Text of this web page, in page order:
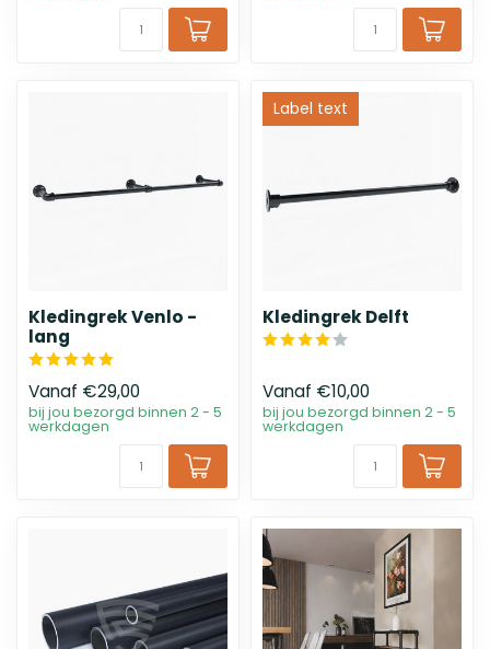
Kledingrek Venlo -
lang
Vanaf €29,00
bij jou bezorgd binnen 2 - 5
werkdagen
Kledingrek Delft
Vanaf €10,00
bij jou bezorgd binnen 2 - 5
werkdagen
Label text